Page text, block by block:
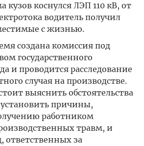
кузов коснулся ЛЭП 110 кВ, от
водитель получил
с жизнью.
создана комиссия под
государственного
и проводится расследование
случая на производстве.
выяснить обстоятельства
причины,
работником
травм, и
ответственных за